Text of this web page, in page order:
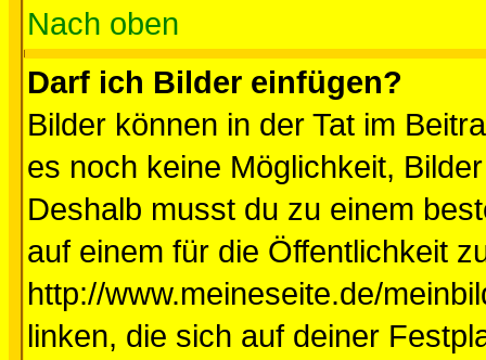
Nach oben
Darf ich Bilder einfügen?
Bilder können in der Tat im
es noch keine Möglichkeit,
Deshalb musst du zu einem
auf einem für die Öffentlichkeit
http://www.meineseite.de/
linken, die sich auf deiner